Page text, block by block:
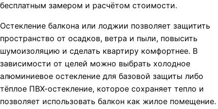
бесплатным замером и расчётом стоимости.
Остекление балкона или лоджии позволяет защитить
пространство от осадков, ветра и пыли, повысить
шумоизоляцию и сделать квартиру комфортнее. В
зависимости от целей можно выбрать холодное
алюминиевое остекление для базовой защиты либо
тёплое ПВХ-остекление, которое сохраняет тепло и
позволяет использовать балкон как жилое помещение.